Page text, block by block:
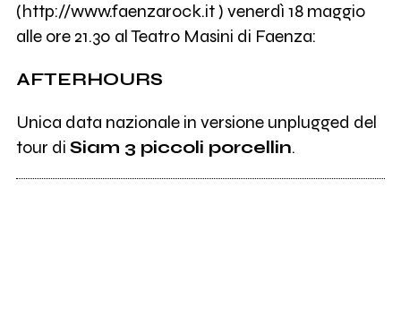
(http://www.faenzarock.it ) venerdì 18 maggio
alle ore 21.30 al Teatro Masini di Faenza:
AFTERHOURS
Unica data nazionale in versione unplugged del
tour di Siam 3 piccoli porcellin.